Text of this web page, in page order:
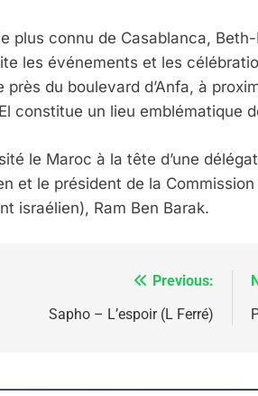
plus connu de Casablanca,
les événements et les
près du boulevard d’Anfa, à
constitue un lieu emblématique
le Maroc à la tête d’une
et le président de la
israélien), Ram Ben Barak.
Previous:
Sapho – L’espoir (L Ferré)
FIÈRE, DIGNE ET RÉSILIENTE
Dvir
ISRAÉL JUDAISME
CE QUI NOUS MANQUE –